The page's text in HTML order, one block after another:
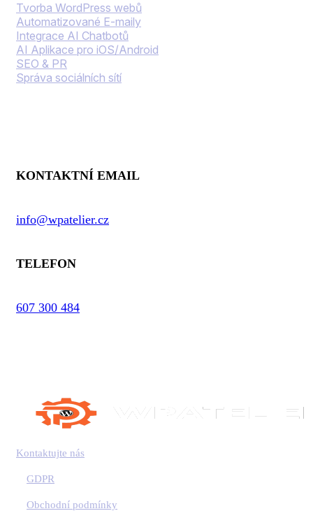
Tvorba WordPress webů
Automatizované E-maily
Integrace AI Chatbotů
AI Aplikace pro iOS/Android
SEO & PR
Správa sociálních sítí
KONTAKTNÍ EMAIL
info@wpatelier.cz
TELEFON
607 300 484
Kontaktujte nás
GDPR
Obchodní podmínky